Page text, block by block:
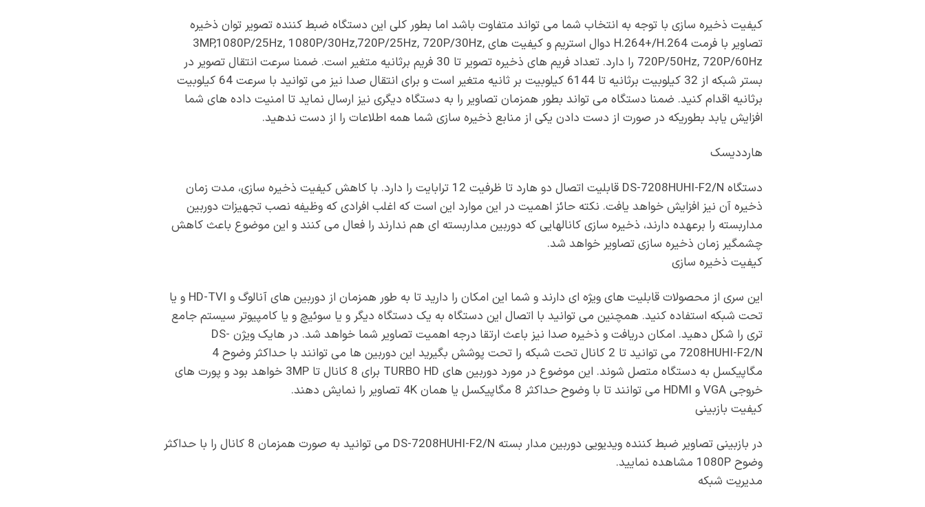
کیفیت ذخیره سازی با توجه به انتخاب شما می تواند متفاوت باشد اما بطور کلی این دستگاه ضبط کننده تصویر توان ذخیره
تصاویر با فرمت H.264+/H.264 دوال استریم و کیفیت های 3MP,1080P/25Hz, 1080P/30Hz,720P/25Hz, 720P/30Hz,
720P/50Hz, 720P/60Hz را دارد. تعداد فریم های ذخیره تصویر تا 30 فریم برثانیه متغیر است. ضمنا سرعت انتقال تصویر در
بستر شبکه از 32 کیلوبیت برثانیه تا 6144 کیلوبیت بر ثانیه متغیر است و برای انتقال صدا نیز می توانید با سرعت 64 کیلوبیت
برثانیه اقدام کنید. ضمنا دستگاه می تواند بطور همزمان تصاویر را به دستگاه دیگری نیز ارسال نماید تا امنیت داده های شما
افزایش یابد بطوریکه در صورت از دست دادن یکی از منابع ذخیره سازی شما همه اطلاعات را از دست ندهید.
هارددیسک
دستگاه DS-7208HUHI-F2/N قابلیت اتصال دو هارد تا ظرفیت 12 ترابایت را دارد. با کاهش کیفیت ذخیره سازی، مدت زمان
ذخیره آن نیز افزایش خواهد یافت. نکته حائز اهمیت در این موارد این است که اغلب افرادی که وظیفه نصب تجهیزات دوربین
مداربسته را برعهده دارند، ذخیره سازی کانالهایی که دوربین مداربسته ای هم ندارند را فعال می کنند و این موضوع باعث کاهش
چشمگیر زمان ذخیره سازی تصاویر خواهد شد.
کیفیت ذخیره سازی
این سری از محصولات قابلیت های ویژه ای دارند و شما این امکان را دارید تا به طور همزمان از دوربین های آنالوگ و HD-TVI و یا
تحت شبکه استفاده کنید. همچنین می توانید با اتصال این دستگاه به یک دستگاه دیگر و یا سوئیچ و یا کامپیوتر سیستم جامع
تری را شکل دهید. امکان دریافت و ذخیره صدا نیز باعث ارتقا درجه اهمیت تصاویر شما خواهد شد. در هایک ویژن DS-
7208HUHI-F2/N می توانید تا 2 کانال تحت شبکه را تحت پوشش بگیرید این دوربین ها می توانند با حداکثر وضوح 4
مگاپیکسل به دستگاه متصل شوند. این موضوع در مورد دوربین های TURBO HD برای 8 کانال تا 3MP خواهد بود و پورت های
خروجی VGA و HDMI می توانند تا با وضوح حداکثر 8 مگاپیکسل یا همان 4K تصاویر را نمایش دهند.
کیفیت بازبینی
در بازبینی تصاویر ضبط کننده ویدیویی دوربین مدار بسته DS-7208HUHI-F2/N می توانید به صورت همزمان 8 کانال را با حداکثر
وضوح 1080P مشاهده نمایید.
مدیریت شبکه